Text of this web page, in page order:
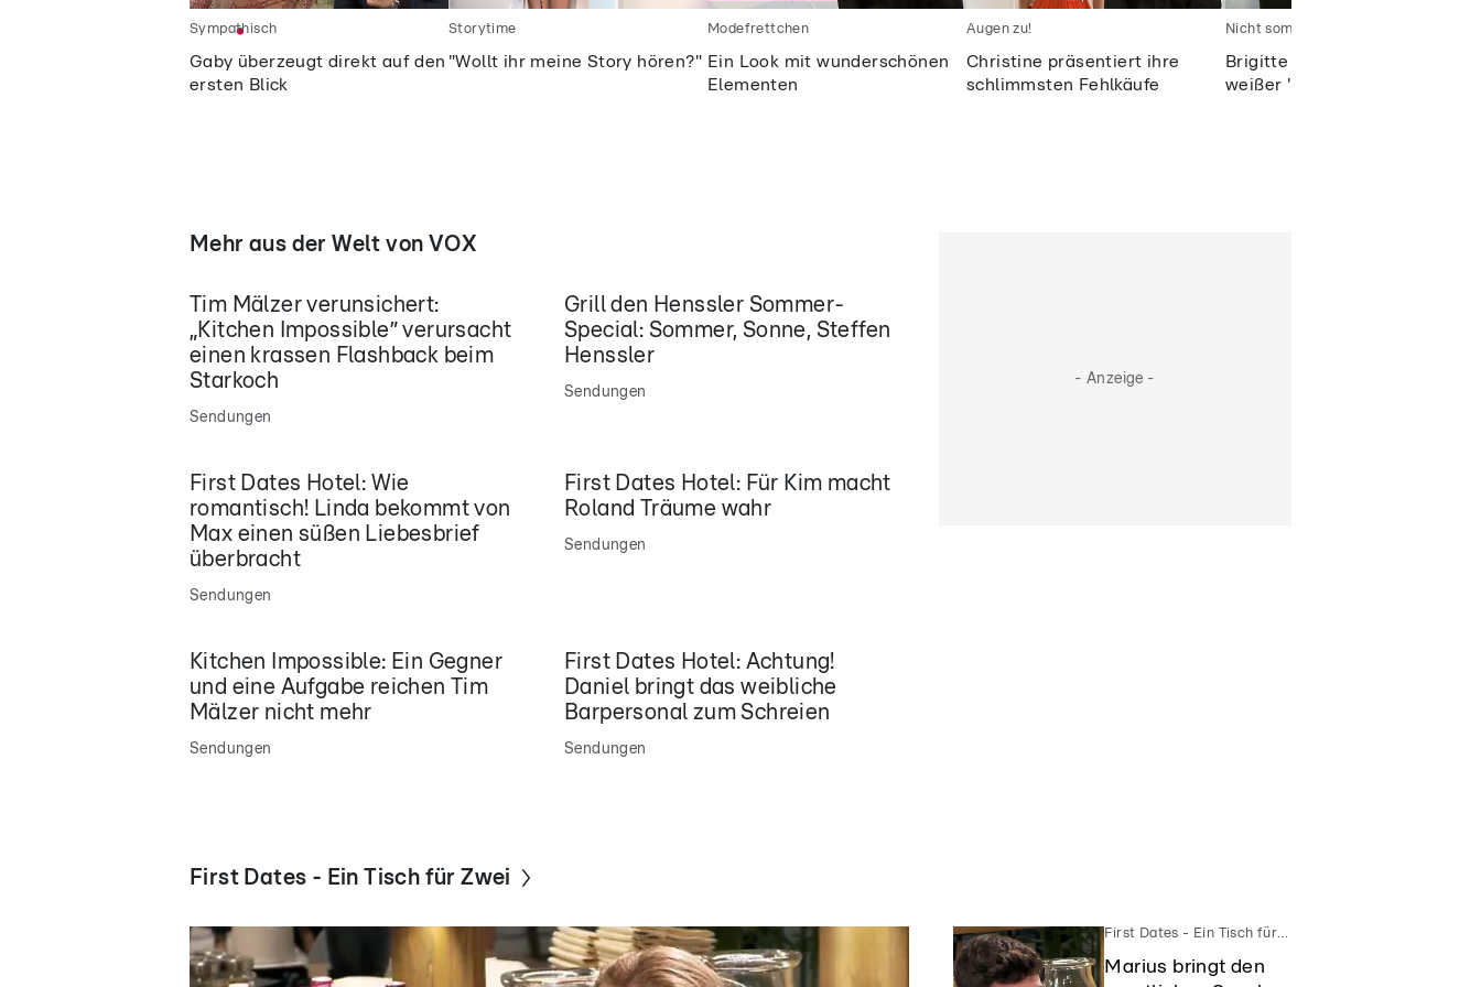
Gaby überzeugt direkt auf den
ersten Blick
Sympathisch
"Wollt ihr meine Story hören?"
Storytime
Ein Look mit wunderschönen
Elementen
Modefrettchen
Christine präsentiert ihre
schlimmsten Fehlkäufe
Augen zu!
Brigitte und ihr schwarz-
weißer "Sommertraum" (?)
Nicht sommerlich genug?
Mehr aus der Welt von VOX
Tim Mälzer verunsichert:
„Kitchen Impossible” verursacht
einen krassen Flashback beim
Starkoch
Sendungen
Grill den Henssler Sommer-
Special: Sommer, Sonne, Steffen
Henssler
Sendungen
First Dates Hotel: Wie
romantisch! Linda bekommt von
Max einen süßen Liebesbrief
überbracht
Sendungen
First Dates Hotel: Für Kim macht
Roland Träume wahr
Sendungen
Kitchen Impossible: Ein Gegner
und eine Aufgabe reichen Tim
Mälzer nicht mehr
Sendungen
First Dates Hotel: Achtung!
Daniel bringt das weibliche
Barpersonal zum Schreien
Sendungen
- Anzeige -
First Dates - Ein Tisch für Zwei
First Dates - Ein Tisch für Zwei
Marius bringt den